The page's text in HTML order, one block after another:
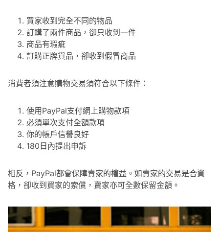
買家收到完全不同的物品
訂購了兩件商品，卻只收到一件
商品有瑕疵
訂購正牌貨品，卻收到假冒商品
消費者須注意購物交易須符合以下條件：
使用PayPal支付網上購物款項
必須單次支付全額款項
你的帳戶信譽良好
180日內提出申訴
相反，PayPal都會保障賣家的權益。如賣家的交易是合資
格，卻收到買家的索償，賣家亦可全數保留金額。